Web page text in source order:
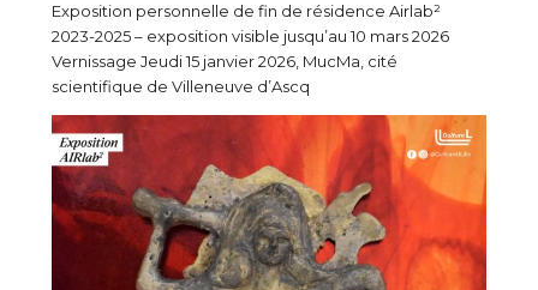
Exposition personnelle de fin de résidence Airlab²
2023-2025 – exposition visible jusqu’au 10 mars 2026
Vernissage Jeudi 15 janvier 2026, MucMa, cité
scientifique de Villeneuve d’Ascq